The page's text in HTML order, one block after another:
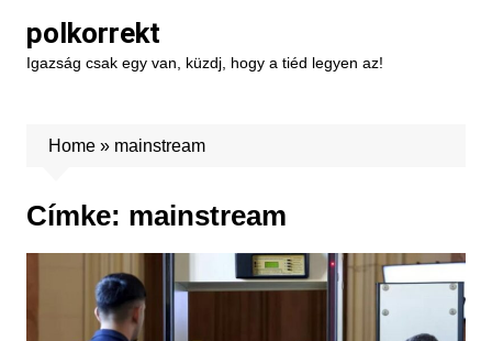
content
polkorrekt
Igazság csak egy van, küzdj, hogy a tiéd legyen az!
Home» mainstream
Címke: mainstream